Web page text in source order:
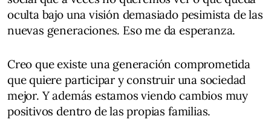
oculta bajo una visión demasiado pesimista de las
nuevas generaciones. Eso me da esperanza.
Creo que existe una generación comprometida
que quiere participar y construir una sociedad
mejor. Y además estamos viendo cambios muy
positivos dentro de las propias familias.